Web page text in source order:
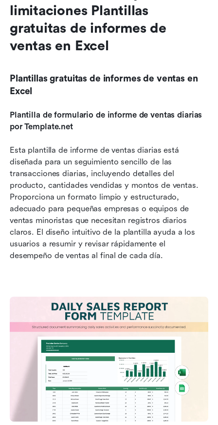
limitaciones Plantillas
gratuitas de informes de
ventas en Excel
Plantillas gratuitas de informes de ventas en
Excel
Plantilla de formulario de informe de ventas diarias
por Template.net
Esta plantilla de informe de ventas diarias está
diseñada para un seguimiento sencillo de las
transacciones diarias, incluyendo detalles del
producto, cantidades vendidas y montos de ventas.
Proporciona un formato limpio y estructurado,
adecuado para pequeñas empresas o equipos de
ventas minoristas que necesitan registros diarios
claros. El diseño intuitivo de la plantilla ayuda a los
usuarios a resumir y revisar rápidamente el
desempeño de ventas al final de cada día.